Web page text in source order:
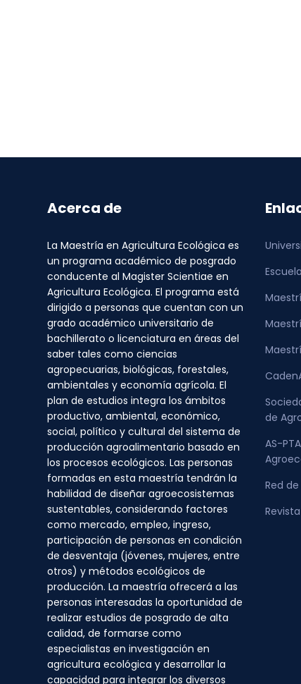
Acerca de
La Maestría en Agricultura Ecológica es
un programa académico de posgrado
conducente al Magister Scientiae en
Agricultura Ecológica. El programa está
dirigido a personas que cuentan con un
grado académico universitario de
bachillerato o licenciatura en áreas del
saber tales como ciencias
agropecuarias, biológicas, forestales,
ambientales y economía agrícola. El
plan de estudios integra los ámbitos
productivo, ambiental, económico,
social, político y cultural del sistema de
producción agroalimentario basado en
los procesos ecológicos. Las personas
formadas en esta maestría tendrán la
habilidad de diseñar agroecosistemas
sustentables, considerando factores
como mercado, empleo, ingreso,
participación de personas en condición
de desventaja (jóvenes, mujeres, entre
otros) y métodos ecológicos de
producción. La maestría ofrecerá a las
personas interesadas la oportunidad de
realizar estudios de posgrado de alta
calidad, de formarse como
especialistas en investigación en
agricultura ecológica y desarrollar la
capacidad para integrar los diversos
de
AS-
Red